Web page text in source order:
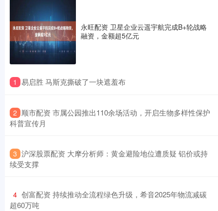
永旺配资 卫星企业云遥宇航完成B+轮战略
融资，金额超5亿元
1 ​易启胜 马斯克撕破了一块遮羞布
2 ​顺市配资 市属公园推出110余场活动，开启生物多样性保护
科普宣传月
3 ​沪深股票配资 大摩分析师：黄金避险地位遭质疑 铝价或持
续受支撑
4 ​创富配资 持续推动全流程绿色升级，希音2025年物流减碳
超60万吨